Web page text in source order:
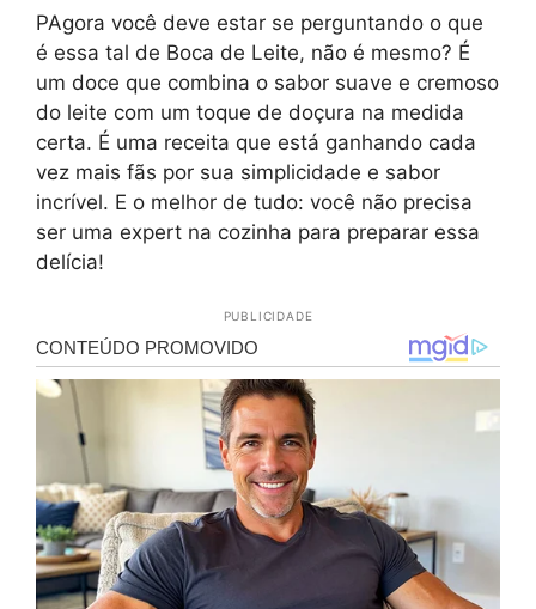
PAgora você deve estar se perguntando o que
é essa tal de Boca de Leite, não é mesmo? É
um doce que combina o sabor suave e cremoso
do leite com um toque de doçura na medida
certa. É uma receita que está ganhando cada
vez mais fãs por sua simplicidade e sabor
incrível. E o melhor de tudo: você não precisa
ser uma expert na cozinha para preparar essa
delícia!
PUBLICIDADE